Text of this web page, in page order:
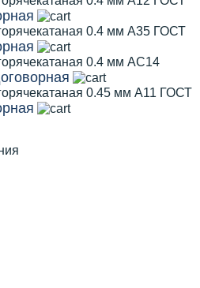
0.4 мм А35 ГОСТ
0.4 мм АС14
0.45 мм А11 ГОСТ